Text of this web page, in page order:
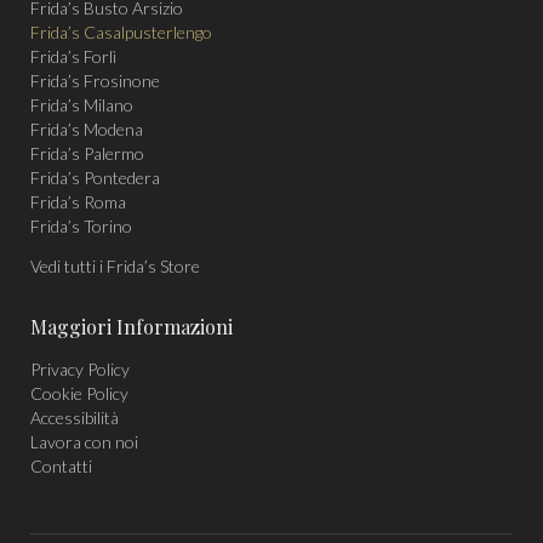
new
window
new
window
new
window
Frida’s Busto Arsizio
Frida’s Casalpusterlengo
Frida’s Forlì
Frida’s Frosinone
Frida’s Milano
Frida’s Modena
Frida’s Palermo
Frida’s Pontedera
Frida’s Roma
Frida’s Torino
Vedi tutti i Frida’s Store
Maggiori Informazioni
Privacy Policy
Cookie Policy
Accessibilità
Lavora con noi
Contatti